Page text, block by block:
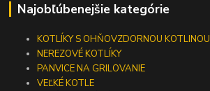
Najobľúbenejšie kategórie
KOTLÍKY S OHŇOVZDORNOU KOTLINOU
NEREZOVÉ KOTLÍKY
PANVICE NA GRILOVANIE
VEĽKÉ KOTLE